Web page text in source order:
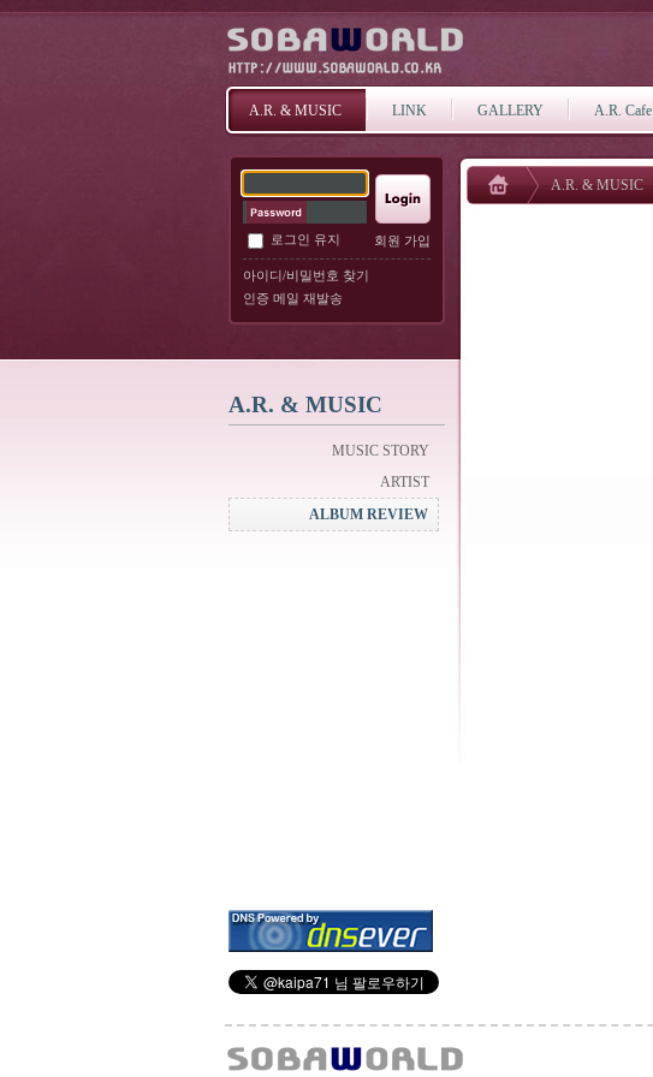
A.R. & MUSIC LINK GALLERY A.R. Cafe
로그인 유지 회원 가입
아이디/비밀번호 찾기
인증 메일 재발송
A.R. & MUSIC
MUSIC STORY
ARTIST
ALBUM REVIEW
A.R. & MUSIC